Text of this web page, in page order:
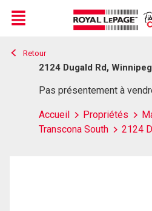
Live
En Direct
Menu
Retour
2124 Dugald Rd,
Pas présentement à
Accueil Propriétés
Transcona South
2124